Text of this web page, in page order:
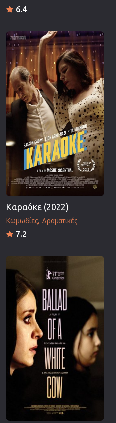
6.4
Καραόκε (2022)
Κωμωδίες Δραματικές
7.2